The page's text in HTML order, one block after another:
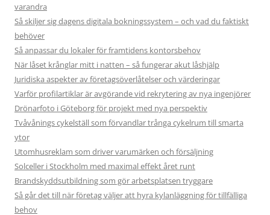
varandra
Så skiljer sig dagens digitala bokningssystem – och vad du faktiskt
behöver
Så anpassar du lokaler för framtidens kontorsbehov
När låset krånglar mitt i natten – så fungerar akut låshjälp
Juridiska aspekter av företagsöverlåtelser och värderingar
Varför profilartiklar är avgörande vid rekrytering av nya ingenjörer
Drönarfoto i Göteborg för projekt med nya perspektiv
Tvåvånings cykelställ som förvandlar trånga cykelrum till smarta
ytor
Utomhusreklam som driver varumärken och försäljning
Solceller i Stockholm med maximal effekt året runt
Brandskyddsutbildning som gör arbetsplatsen tryggare
Så går det till när företag väljer att hyra kylanläggning för tillfälliga
behov